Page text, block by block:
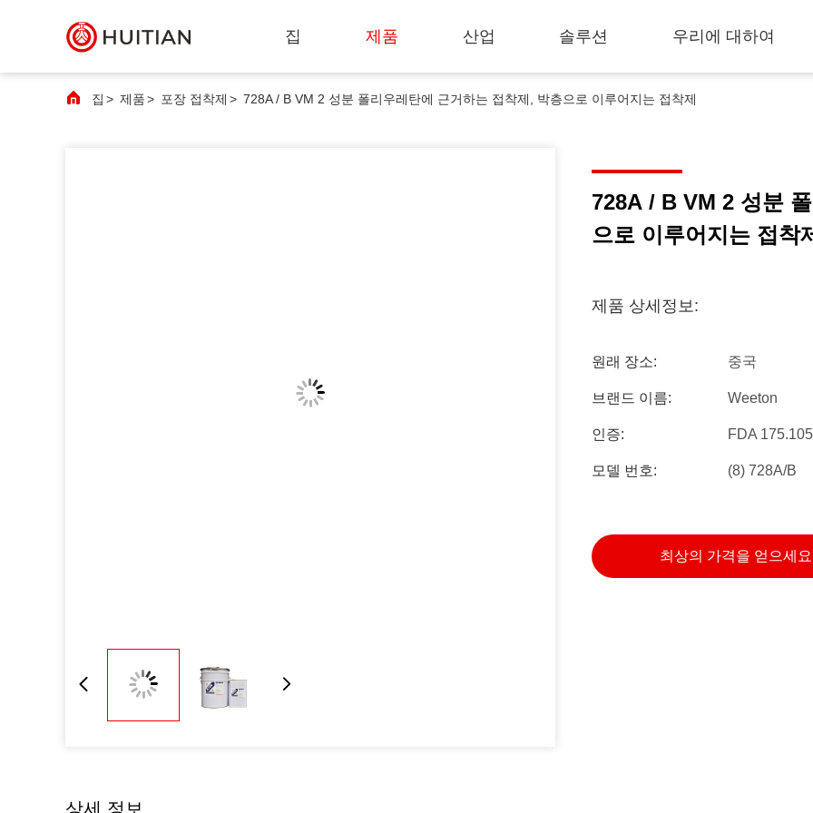
집 제품 산업 솔루션 우리에 대하여
집 > 제품> 포장 접착제 > 728A / B VM 2 성분 폴리우레탄에 근거하는 접착제, 박층으로 이루어지는 접착제
728A / B VM 2 성분
으로 이루어지는 접착제
제품 상세정보:
원래 장소: 중국
브랜드 이름: Weeton
인증: FDA 175.105
모델 번호: (8) 728A/B
최상의 가격을 얻으세요
상세 정보